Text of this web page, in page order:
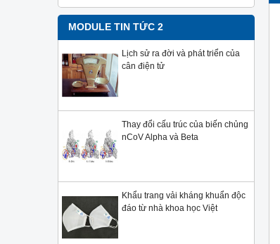
MODULE TIN TỨC 2
Lịch sử ra đời và phát triển của
cân điện tử
Thay đổi cấu trúc của biến chủng
nCoV Alpha và Beta
Khẩu trang vải kháng khuẩn độc
đáo từ nhà khoa học Việt